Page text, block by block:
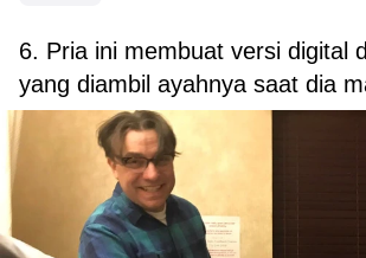
6. Pria ini membuat versi digital
yang diambil ayahnya saat dia